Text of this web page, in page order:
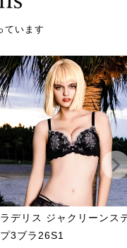
ています
デリス ジャクリーンス
3ブラ26S1